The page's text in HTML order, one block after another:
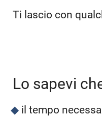
Ti lascio con
Lo sapevi
il tempo